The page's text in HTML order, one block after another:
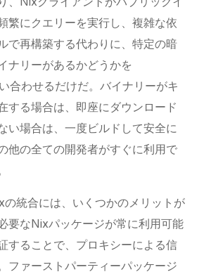
繁にクエリーを実行し、複雑な依
で再構築する代わりに、特定の暗
ナリーがあるかどうかを
合わせるだけだ。バイナリーがキ
する場合は、即座にダウンロード
い場合は、一度ビルドして安全に
他の全ての開発者がすぐに利用で
統合には、いくつかのメリットが
要なNixパッケージが常に利用可能
することで、プロキシーによる信
ファーストパーティーパッケージ